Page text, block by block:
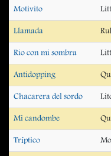
Motivito
Llamada
Rio con mi sombra
Antidopping
Chacarera del sordo
Mi candombe
Tríptico